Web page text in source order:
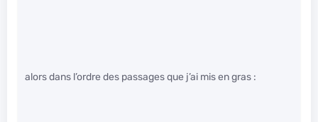
alors dans l’ordre des passages que j’ai mis en gras :